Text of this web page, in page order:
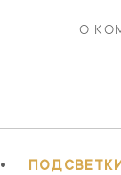
О
•